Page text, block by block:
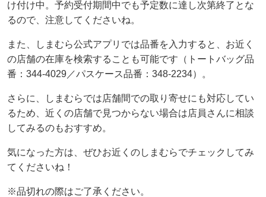
け付け中。予約受付期間中でも予定数に達し次第終了とな
るので、注意してくださいね。
また、しまむら公式アプリでは品番を入力すると、お近く
の店舗の在庫を検索することも可能です（トートバッグ品
番：344-4029／パスケース品番：348-2234）。
さらに、しまむらでは店舗間での取り寄せにも対応してい
るため、近くの店舗で見つからない場合は店員さんに相談
してみるのもおすすめ。
気になった方は、ぜひお近くのしまむらでチェックしてみ
てくださいね！
※品切れの際はご了承ください。